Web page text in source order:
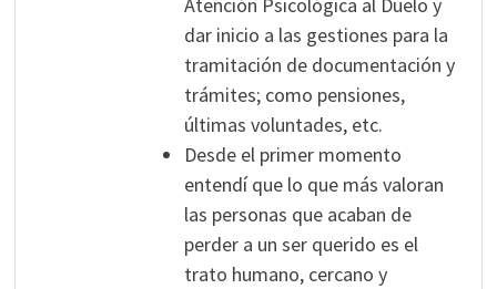
Atención Psicológica al Duelo y
dar inicio a las gestiones para la
tramitación de documentación y
trámites; como pensiones,
últimas voluntades, etc.
Desde el primer momento
entendí que lo que más valoran
las personas que acaban de
perder a un ser querido es el
trato humano, cercano y